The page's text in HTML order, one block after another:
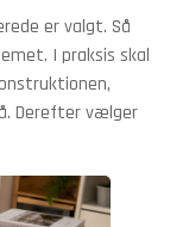
er valgt. Så
I praksis skal
Derefter vælger